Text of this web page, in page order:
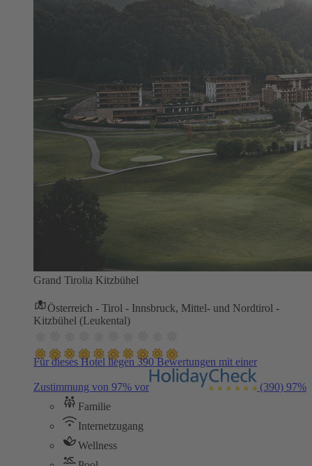
Grand Tirolia Kitzbühel
Österreich - Tirol - Innsbruck, Mittel- und Nordtirol -
Kitzbühel (Leukental)
Für dieses Hotel liegen 390 Bewertungen mit einer
Zustimmung von 97% vor (390) 97%
Familie
Internetzugang
Wellness